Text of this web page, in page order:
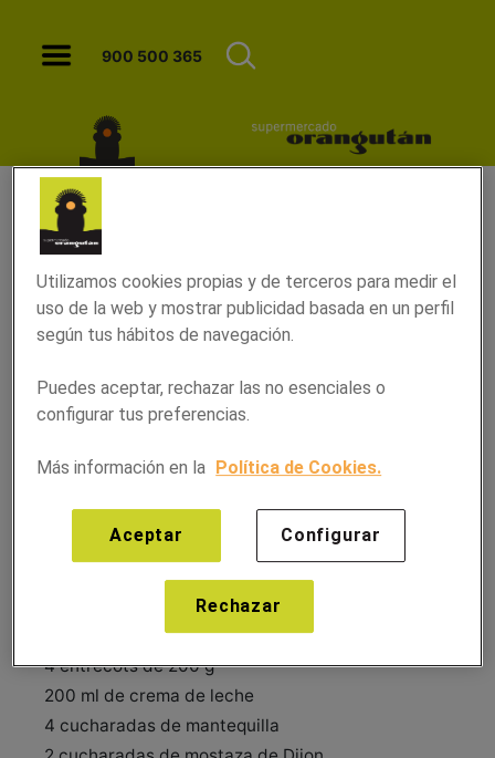
Entrecot de ternera con salsa de
900 500 365
Entrecot de ternera con salsa
19/abril/2024
Ingredientes para 4 personas:
1 bote de pimienta verde en grano
4 entrecots de 200 g
200 ml de crema de leche
4 cucharadas de mantequilla
Utilizamos cookies propias y de terceros para medir el
uso de la web y mostrar publicidad basada en un perfil
según tus hábitos de navegación.
Puedes aceptar, rechazar las no esenciales o
configurar tus preferencias.
Más información en la Política de Cookies.
Configurar
Rechazar
Aceptar